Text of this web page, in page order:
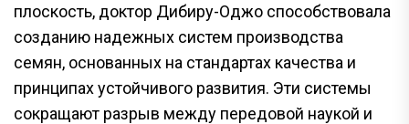
плоскость, доктор Дибиру-Оджо способствовала
созданию надежных систем производства
семян, основанных на стандартах качества и
принципах устойчивого развития. Эти системы
сокращают разрыв между передовой наукой и